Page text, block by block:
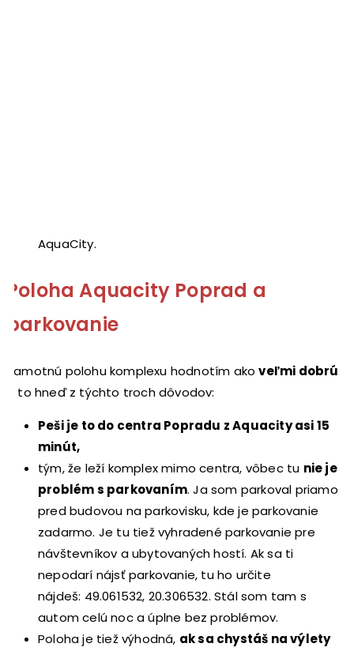
AquaCity.
Poloha Aquacity Poprad a
parkovanie
Samotnú polohu komplexu hodnotím akoveľmi dobrú
a to hneď z týchto troch dôvodov:
Peši je to do centra Popradu z Aquacity asi 15
minút,
tým, že leží komplex mimo centra, vôbec tu nie je
problém s parkovaním. Ja som parkoval priamo
pred budovou na parkovisku, kde je parkovanie
zadarmo. Je tu tiež vyhradené parkovanie pre
návštevníkov a ubytovaných hostí. Ak sa ti
nepodarí nájsť parkovanie, tu ho určite
nájdeš: 49.061532, 20.306532. Stál som tam s
autom celú noc a úplne bez problémov.
Poloha je tiež výhodná, ak sa chystáš na výlety